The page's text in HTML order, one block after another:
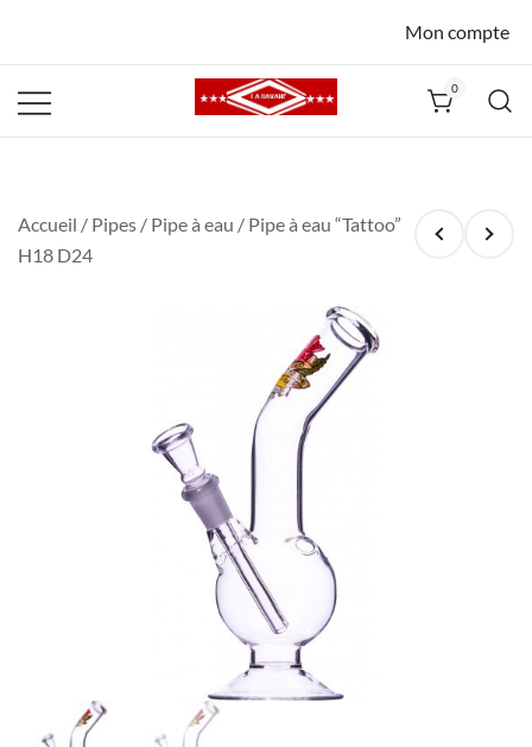
Mon compte
0
Accueil / Pipes / Pipe à eau / Pipe à eau “Tattoo”
H18 D24